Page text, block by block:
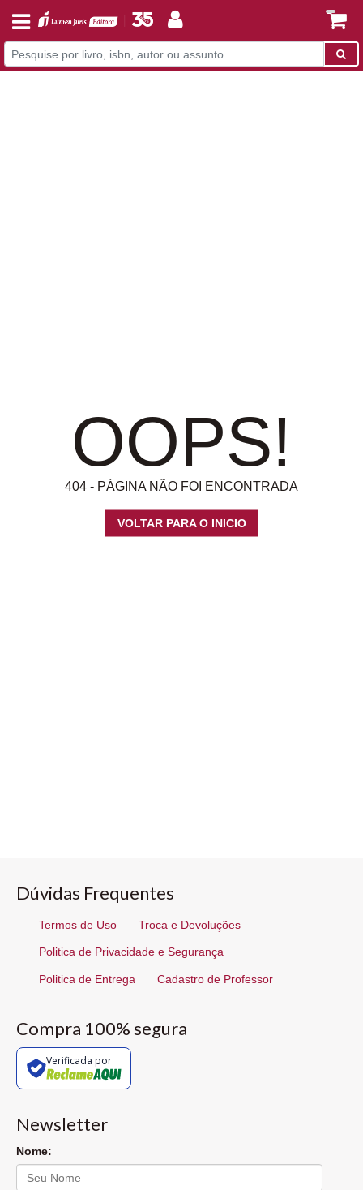
OOPS!
404 - PÁGINA NÃO FOI ENCONTRADA
VOLTAR PARA O INICIO
Dúvidas Frequentes
Termos de Uso Troca e Devoluções
Politica de Privacidade e Segurança
Politica de Entrega Cadastro de Professor
Compra 100% segura
Verificada por
Newsletter
Nome: